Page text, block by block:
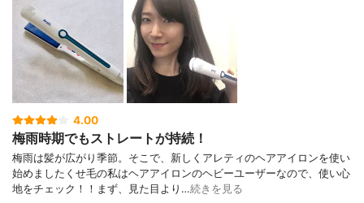
4.00
梅雨時期でもストレートが持続！
梅雨は髪が広がり季節。そこで、新しくアレティのヘアアイロンを使い
始めましたくせ毛の私はヘアアイロンのヘビーユーザーなので、使い心
地をチェック！！まず、見た目より…続きを見る